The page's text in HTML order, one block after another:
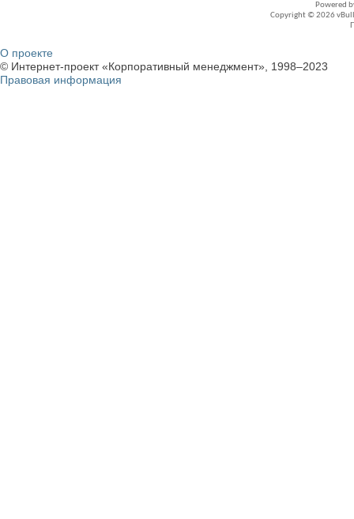
Powered
Copyright © 2026
О проекте
© Интернет-проект «Корпоративный менеджмент», 1998–2023
Правовая информация